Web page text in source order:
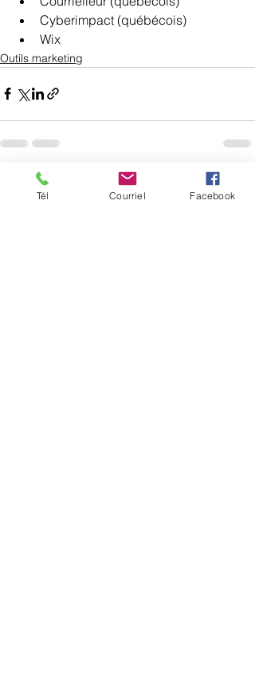
Cyberimpact (québécois)
Wix
Outils marketing
Posts récents Voir tout
Tél Courriel Facebook